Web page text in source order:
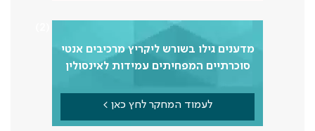
מדענים גילו בשורש ליקריץ מרכיבים אנטי
סוכרתיים המפחיתים עמידות לאינסולין
לעמוד המחקר לחץ כאן >